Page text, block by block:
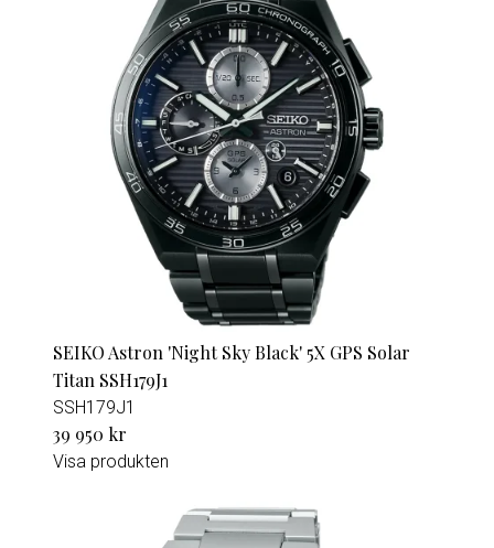
SEIKO Astron 'Night Sky Black' 5X GPS Solar
Titan SSH179J1
SSH179J1
39 950 kr
Visa produkten